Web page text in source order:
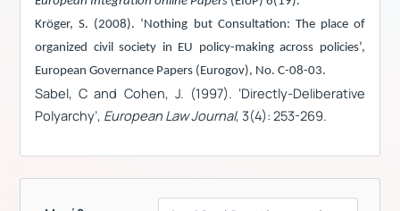
Kröger, S. (2008). ‘Nothing but Consultation: The place of
organized civil society in EU policy-making across policies’,
European Governance Papers (Eurogov), No. C-08-03.
Sabel, C and Cohen, J. (1997). ‘Directly-Deliberative
Polyarchy’, European Law Journal, 3(4): 253-269.